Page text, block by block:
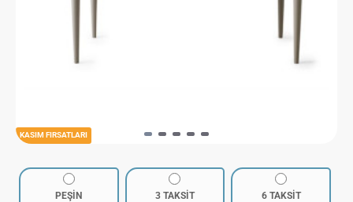
KASIM FIRSATLARI
PEŞİN 3 TAKSİT 6 TAKSİT